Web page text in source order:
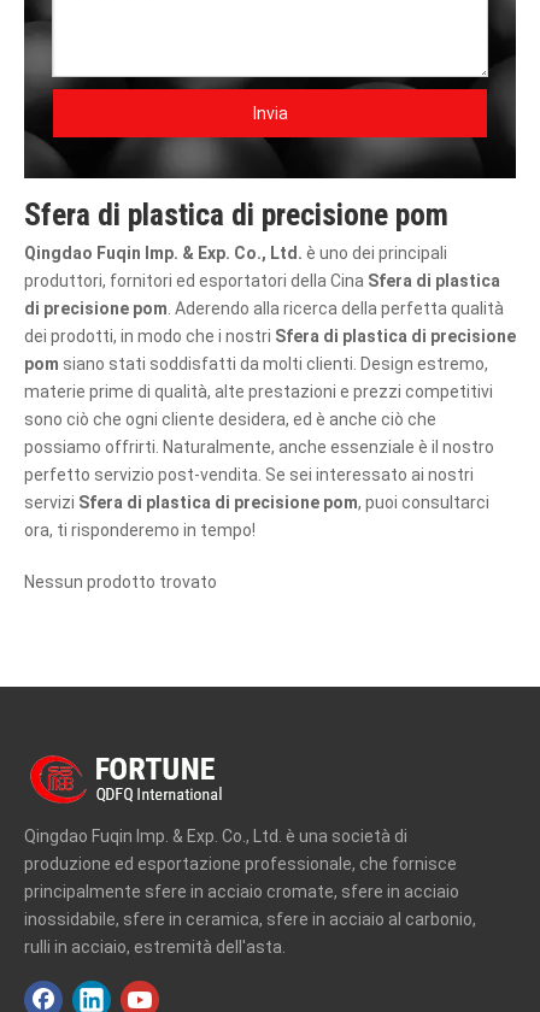
Invia
Sfera di plastica di precisione pom
Qingdao Fuqin Imp. & Exp. Co., Ltd. è uno dei principali
produttori, fornitori ed esportatori della Cina Sfera di plastica
di precisione pom . Aderendo alla ricerca della perfetta qualità
dei prodotti, in modo che i nostri Sfera di plastica di precisione
pom siano stati soddisfatti da molti clienti. Design estremo,
materie prime di qualità, alte prestazioni e prezzi competitivi
sono ciò che ogni cliente desidera, ed è anche ciò che
possiamo offrirti. Naturalmente, anche essenziale è il nostro
perfetto servizio post-vendita. Se sei interessato ai nostri
servizi Sfera di plastica di precisione pom, puoi consultarci
ora, ti risponderemo in tempo!
Nessun prodotto trovato
Qingdao Fuqin Imp. & Exp. Co., Ltd. è una società di
produzione ed esportazione professionale, che fornisce
principalmente sfere in acciaio cromate, sfere in acciaio
inossidabile, sfere in ceramica, sfere in acciaio al carbonio,
rulli in acciaio, estremità dell'asta.